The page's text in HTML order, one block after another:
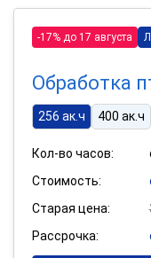
-17% до 17 августа
Обработка
256 ак.ч 400 ак.ч
Кол-во часов:
Стоимость:
Старая цена:
Рассрочка: